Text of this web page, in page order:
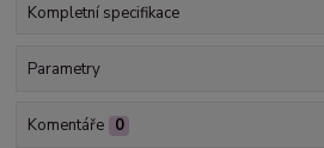
Kompletní specifikace
Parametry
Komentáře 0